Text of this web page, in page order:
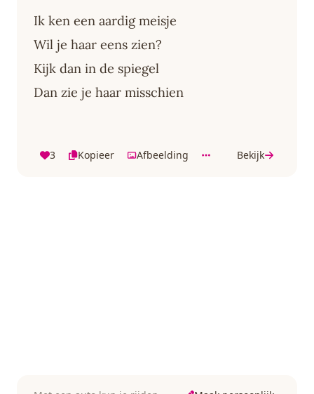
Ik ken een aardig meisje
Wil je haar eens zien?
Kijk dan in de spiegel
Dan zie je haar misschien
3 Kopieer Afbeelding Bekijk